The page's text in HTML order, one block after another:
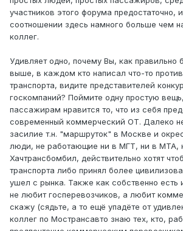
участников этого форума предостаточно,
соотношении здесь намного больше чем
коллег.
Удивляет одно, почему Вы, как правильно
выше, в каждом кто написал что-то
транспорта, видите представителей
госкомпаний? Поймите одну простую
пассажирам нравится то, что из себя
современный коммерческий ОТ. Далеко
засилие т.н. "маршруток" в Москве и
люди, не работающие ни в МГТ, ни в МТА,
Хачтрансбомбил, действительно хотят
транспорта либо принял более
ушел с рынка. Также как собственно есть
не любит госперевозчиков, а любит
скажу (сядьте, а то ещё упадёте от
коллег по Мострансавто знаю тех, кто,